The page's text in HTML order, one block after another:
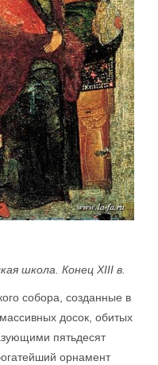
школа. Конец XIII в.
собора, созданные в
досок, обитых
пятьдесят
орнамент